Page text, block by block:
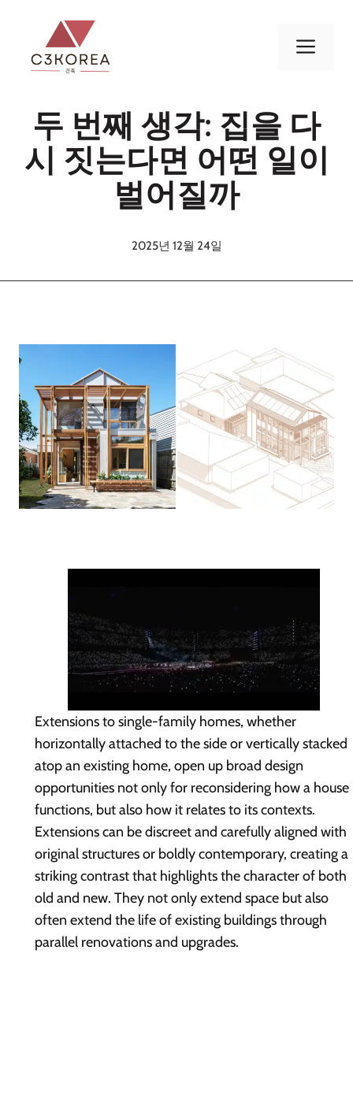
메
두 번째 생각: 집을 다
시 짓는다면 어떤 일이
벌어질까
2025년 12월 24일
Extensions to single-family homes, whether
horizontally attached to the side or vertically stacked
atop an existing home, open up broad design
opportunities not only for reconsidering how a house
functions, but also how it relates to its contexts.
Extensions can be discreet and carefully aligned with
original structures or boldly contemporary, creating a
striking contrast that highlights the character of both
old and new. They not only extend space but also
often extend the life of existing buildings through
parallel renovations and upgrades.